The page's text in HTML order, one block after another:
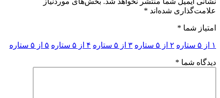
علامت‌گذاری شده‌اند *
امتیاز شما *
۱ از ۵ ستاره ۲ از ۵ ستاره ۳ از ۵ ستاره ۴ از ۵ ستاره ۵ از ۵ ستاره
دیدگاه شما *